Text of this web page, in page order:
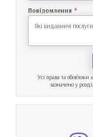
Повідомлення *
Усі права та
зазначено у